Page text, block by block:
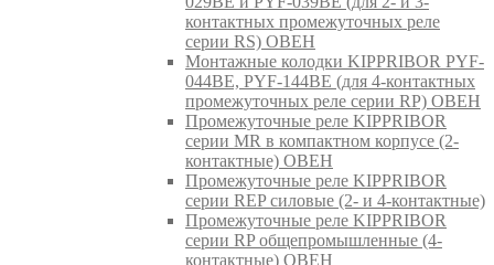
контактных промежуточных реле
серии RS) ОВЕН
Монтажные колодки KIPPRIBOR PYF-
044BE, PYF-144BE (для 4-контактных
промежуточных реле серии RP) ОВЕН
Промежуточные реле KIPPRIBOR
серии MR в компактном корпусе (2-
контактные) ОВЕН
Промежуточные реле KIPPRIBOR
серии REP силовые (2- и 4-контактные)
Промежуточные реле KIPPRIBOR
серии RP общепромышленные (4-
контактные) ОВЕН